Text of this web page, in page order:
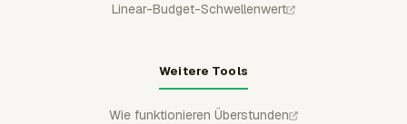
Linear-Budget-Schwellenwert
Weitere Tools
Wie funktionieren Überstunden